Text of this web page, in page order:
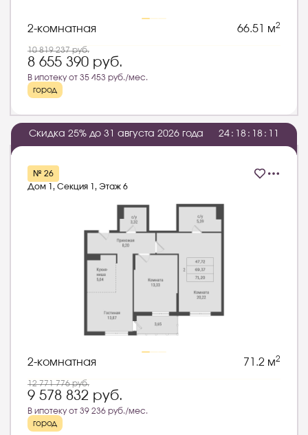
2-комнатная 66.51 м2
10 819 237руб.
8 655 390 руб.
В ипотеку от 35 453 руб./мес.
город
Скидка 25% до 31 августа 2026 года 24 : 8 : 8 :
№ 26
Дом 1, Секция 1, Этаж 6
2-комнатная 71.2 м2
12 771 776руб.
9 578 832 руб.
В ипотеку от 39 236 руб./мес.
город